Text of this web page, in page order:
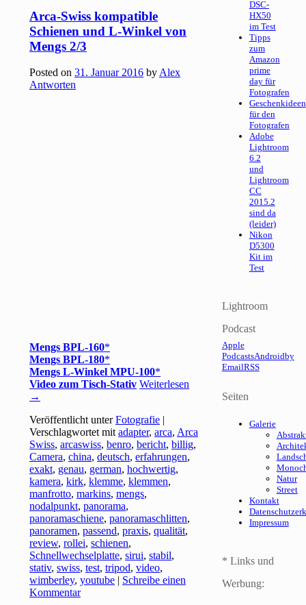
Arca-Swiss kompatible
Schienen und L-Winkel von
Mengs 2/3
Posted on31. Januar 2016 byAlex
Antworten
Mengs BPL-160
Mengs BPL-180
Mengs L-Winkel MPU-100
Video zum Tisch-Stativ Weiterlesen
→
Veröffentlicht unter Fotografie |
Verschlagwortet mit adapter,arca,Arca
Swiss,arcaswiss,benro,bericht,billig,
Camera,china,deutsch,erfahrungen,
exakt, genau, german,hochwertig,
kamera,kirk,klemme,klemmen,
manfrotto,markins,mengs,
nodalpunkt,panorama,
panoramaschiene,panoramaschlitten,
panoramen,passend,praxis,qualität,
review,rollei,schienen,
Schnellwechselplatte,sirui,stabil,
stativ,swiss,test,tripod,video,
wimberley,youtube | Schreibe einen
Kommentar
DSC-
HX50
im Test
Tipps
zum
Amazon
prime
day für
Fotografen
Geschenkideen
für den
Fotografen
Adobe
Lightroom
6.2
und
Lightroom
CC
2015.2
sind da
(leider)
Nikon
D5300
Kit im
Test
Lightroom
Podcast
Apple
PodcastsAndroidby
EmailRSS
Seiten
Galerie
Natur
Street
Kontakt
Impressum
* Links und
Werbung: